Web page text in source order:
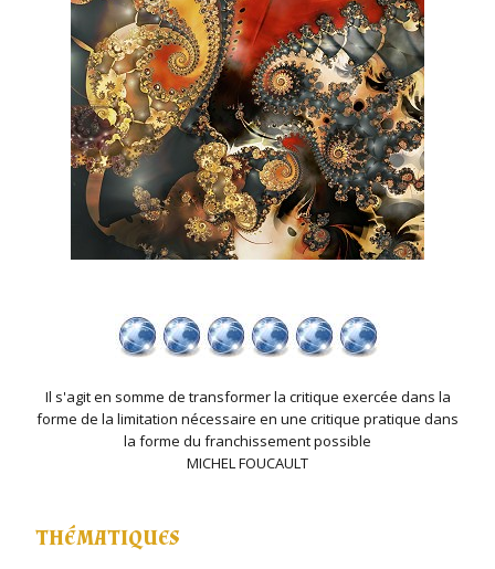
Il s'agit en somme de transformer la critique exercée dans la
forme de la limitation nécessaire en une critique pratique dans
la forme du franchissement possible
MICHEL FOUCAULT
THÉMATIQUES